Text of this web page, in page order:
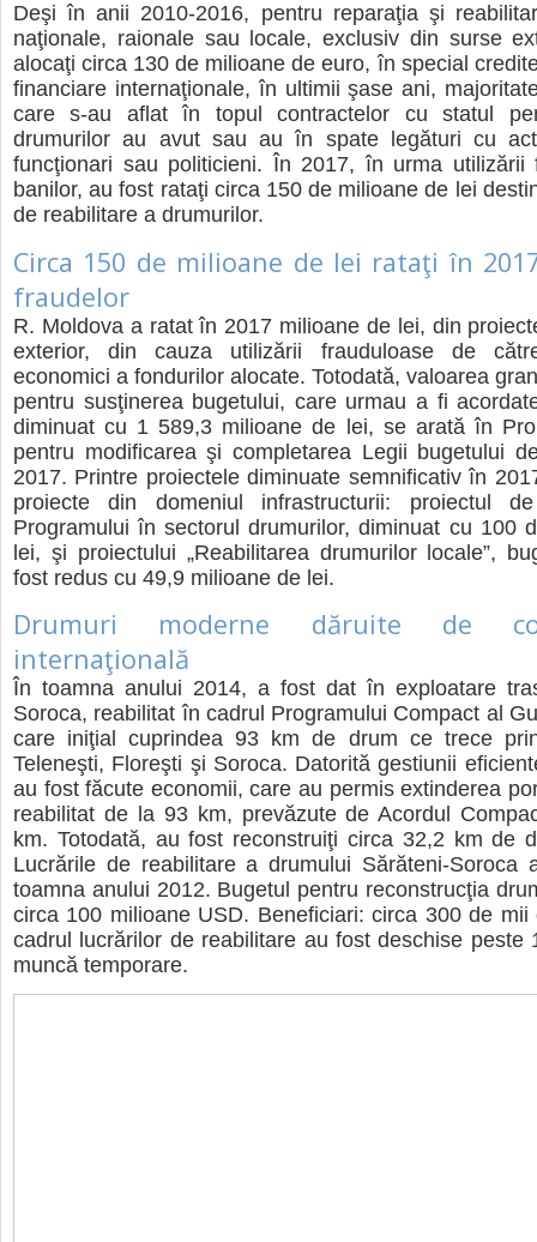
Deşi în anii 2010-2016, pentru reparaţia şi
naţionale, raionale sau locale, exclusiv din surse
alocaţi circa 130 de milioane de euro, în special
financiare internaţionale, în ultimii şase ani,
care s-au aflat în topul contractelor cu statul
drumurilor au avut sau au în spate legături cu
funcţionari sau politicieni. În 2017, în urma utilizării
banilor, au fost rataţi circa 150 de milioane de lei
de reabilitare a drumurilor.
Circa 150 de milioane de lei rataţi în
fraudelor
R. Moldova a ratat în 2017 milioane de lei, din
exterior, din cauza utilizării frauduloase de
economici a fondurilor alocate. Totodată, valoarea
pentru susţinerea bugetului, care urmau a fi
diminuat cu 1 589,3 milioane de lei, se arată în
pentru modificarea şi completarea Legii bugetului
2017. Printre proiectele diminuate semnificativ în
proiecte din domeniul infrastructurii: proiectul
Programului în sectorul drumurilor, diminuat cu 100
lei, şi proiectului „Reabilitarea drumurilor locale”,
fost redus cu 49,9 milioane de lei.
Drumuri moderne dăruite de
internaţională
În toamna anului 2014, a fost dat în exploatare
Soroca, reabilitat în cadrul Programului Compact al
care iniţial cuprindea 93 km de drum ce trece
Teleneşti, Floreşti şi Soroca. Datorită gestiunii
au fost făcute economii, care au permis extinderea
reabilitat de la 93 km, prevăzute de Acordul
km. Totodată, au fost reconstruiţi circa 32,2 km de
Lucrările de reabilitare a drumului Sărăteni-Soroca
toamna anului 2012. Bugetul pentru reconstrucţia
circa 100 milioane USD. Beneficiari: circa 300 de mii
cadrul lucrărilor de reabilitare au fost deschise peste
muncă temporare.